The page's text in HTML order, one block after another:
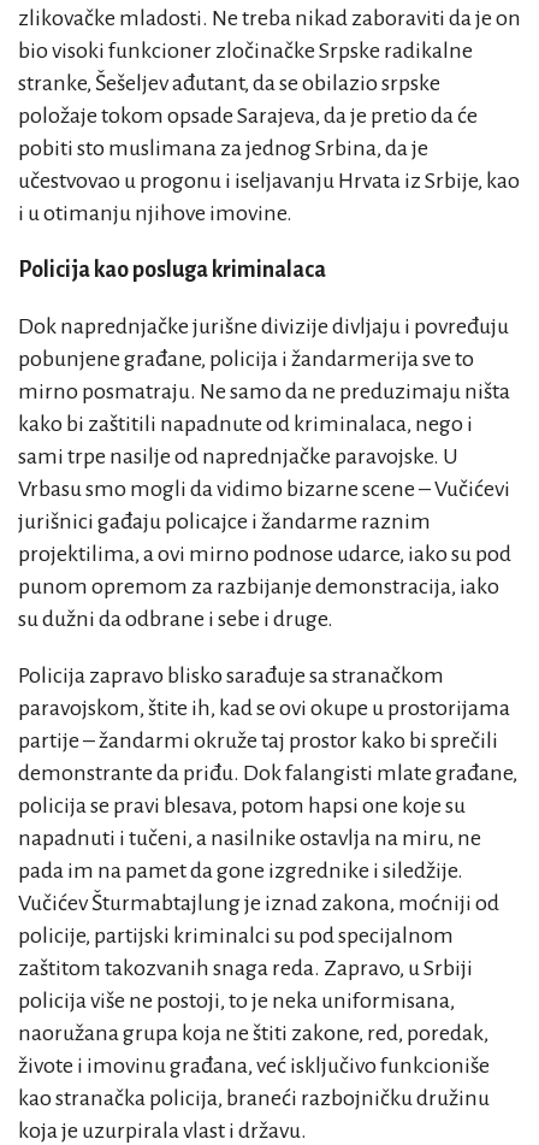
zlikovačke mladosti. Ne treba nikad zaboraviti da je on
bio visoki funkcioner zločinačke Srpske radikalne
stranke, Šešeljev ađutant, da se obilazio srpske
položaje tokom opsade Sarajeva, da je pretio da će
pobiti sto muslimana za jednog Srbina, da je
učestvovao u progonu i iseljavanju Hrvata iz Srbije, kao
i u otimanju njihove imovine.
Policija kao posluga kriminalaca
Dok naprednjačke jurišne divizije divljaju i povređuju
pobunjene građane, policija i žandarmerija sve to
mirno posmatraju. Ne samo da ne preduzimaju ništa
kako bi zaštitili napadnute od kriminalaca, nego i
sami trpe nasilje od naprednjačke paravojske. U
Vrbasu smo mogli da vidimo bizarne scene – Vučićevi
jurišnici gađaju policajce i žandarme raznim
projektilima, a ovi mirno podnose udarce, iako su pod
punom opremom za razbijanje demonstracija, iako
su dužni da odbrane i sebe i druge.
Policija zapravo blisko sarađuje sa stranačkom
paravojskom, štite ih, kad se ovi okupe u prostorijama
partije – žandarmi okruže taj prostor kako bi sprečili
demonstrante da priđu. Dok falangisti mlate građane,
policija se pravi blesava, potom hapsi one koje su
napadnuti i tučeni, a nasilnike ostavlja na miru, ne
pada im na pamet da gone izgrednike i siledžije.
Vučićev Šturmabtajlung je iznad zakona, moćniji od
policije, partijski kriminalci su pod specijalnom
zaštitom takozvanih snaga reda. Zapravo, u Srbiji
policija više ne postoji, to je neka uniformisana,
naoružana grupa koja ne štiti zakone, red, poredak,
živote i imovinu građana, već isključivo funkcioniše
kao stranačka policija, braneći razbojničku družinu
koja je uzurpirala vlast i državu.